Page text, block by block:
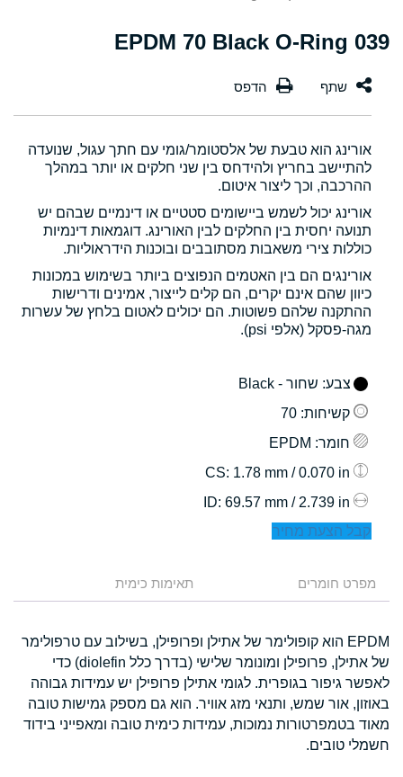
039 EPDM 70 Black O-Ring
אורינג הוא טבעת של אלסטומר/גומי עם חתך עגול, שנועדה
להתיישב בחריץ ולהידחס בין שני חלקים או יותר במהלך
ההרכבה, וכך ליצור איטום.
אורינג יכול לשמש ביישומים סטטיים או דינמיים שבהם יש
תנועה יחסית בין החלקים לבין האורינג. דוגמאות דינמיות
כוללות צירי משאבות מסתובבים ובוכנות הידראוליות.
אורינגים הם בין האטמים הנפוצים ביותר בשימוש במכונות
כיוון שהם אינם יקרים, הם קלים לייצור, אמינים ודרישות
ההתקנה שלהם פשוטות. הם יכולים לאטום בלחץ של עשרות
מגה-פסקל (אלפי psi).
צבע: שחור - Black
קשיחות: 70
חומר: EPDM
: 1.78 mm / 0.070 in
: 69.57 mm / 2.739 in
קבל הצעת מחיר
מפרט חומרים תאימות כימית
EPDM הוא קופולימר של אתילן ופרופילן, בשילוב עם טרפולימר
של אתילן, פרופילן ומונומר שלישי (בדרך כלל diolefin) כדי
לאפשר גיפור בגופרית. לגומי אתילן פרופילן יש עמידות גבוהה
באוזון, אור שמש, ותנאי מזג אוויר. הוא גם מספק גמישות טובה
מאוד בטמפרטורות נמוכות, עמידות כימית טובה ומאפייני בידוד
חשמלי טובים.